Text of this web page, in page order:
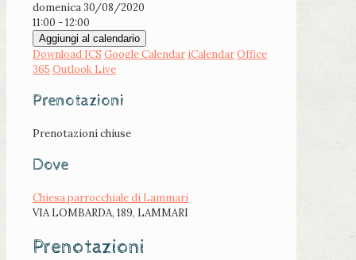
domenica 30/08/2020
11:00 - 12:00
Aggiungi al calendario
Download ICS Google Calendar iCalendarOffice
365 Outlook Live
Prenotazioni
Prenotazioni chiuse
Dove
Chiesa parrocchiale di Lammari
VIA LOMBARDA, 189, LAMMARI
Prenotazioni